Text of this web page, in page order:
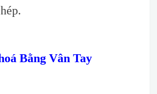
Bằng Vân Tay